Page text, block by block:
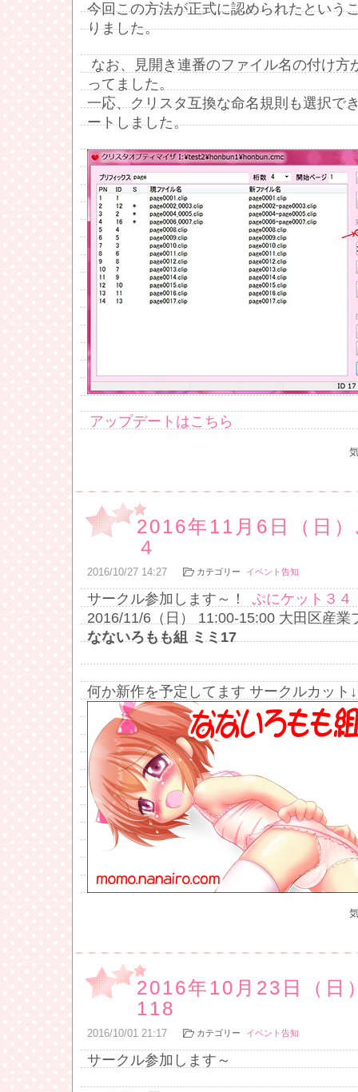
今回この方法が正式に認められたという
りました。
なお、見開き連番のファイル名の付け方
ってました。
一応、クリスタ互換な命名規則も選択で
ートしました。
アップデートはこちら
2016年11月6日（日
４
2016/10/27 14:27 カテゴリー イベント告知
サークル参加します～！
ぷにケット３４
2016/11/6（日） 11:00-15:00 大田区産業
なないろもも組 ミミ17
何か新作を予定してます サークルカット↓
2016年10月23日（日
118
2016/10/01 21:17 カテゴリー イベント告知
サークル参加します～